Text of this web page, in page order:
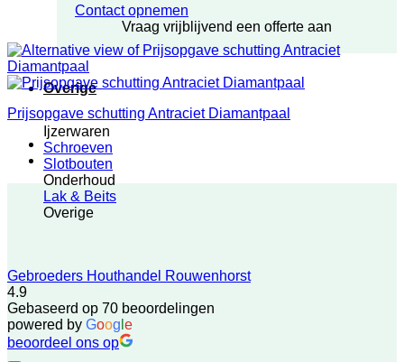
Contact opnemen
Vraag vrijblijvend een offerte aan
Overige
Ijzerwaren
Schroeven
Slotbouten
Onderhoud
Lak & Beits
Overige
Prijsopgave schutting Antraciet Diamantpaal
Gebroeders Houthandel Rouwenhorst
4.9
Gebaseerd op 70 beoordelingen
powered by Goog e
beoordeel ons op